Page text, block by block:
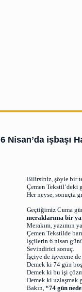
6 Nisan’da işbaşı
Bilirsiniz, şöyle bir
Çemen Tekstil’deki
Her neyse, sonuçta
Geçtiğimiz Cuma
meraklarıma bir
Merakım, yazımın
Çemen Tekstilde
İşçilerin 6 nisan
Sevindirici sonuç.
İşçiye de işverene
Demek ki 74 gün
Demek ki bu işi
Demek ki uzlaşmak
Bakın, “74 gün